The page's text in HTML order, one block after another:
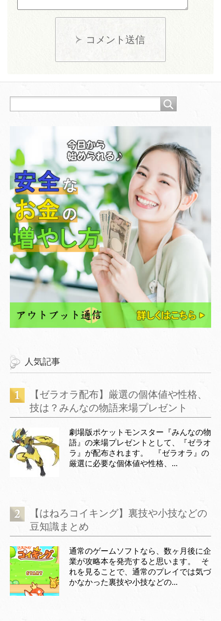
コメント送信
人気記事
【ゼラオラ配布】厳選の個体値や性格、
技は？みんなの物語来場プレゼント
劇場版ポケットモンスター『みんなの物
語』の来場プレゼントとして、『ゼラオ
ラ』が配布されます。 『ゼラオラ』の
厳選に必要な個体値や性格、...
【はねろコイキング】裏技や小技などの
豆知識まとめ
通常のゲームソフトなら、数ヶ月後に企
業が攻略本を発売すると思います。 そ
れを見ることで、通常のプレイでは気づ
かなかった裏技や小技などの...